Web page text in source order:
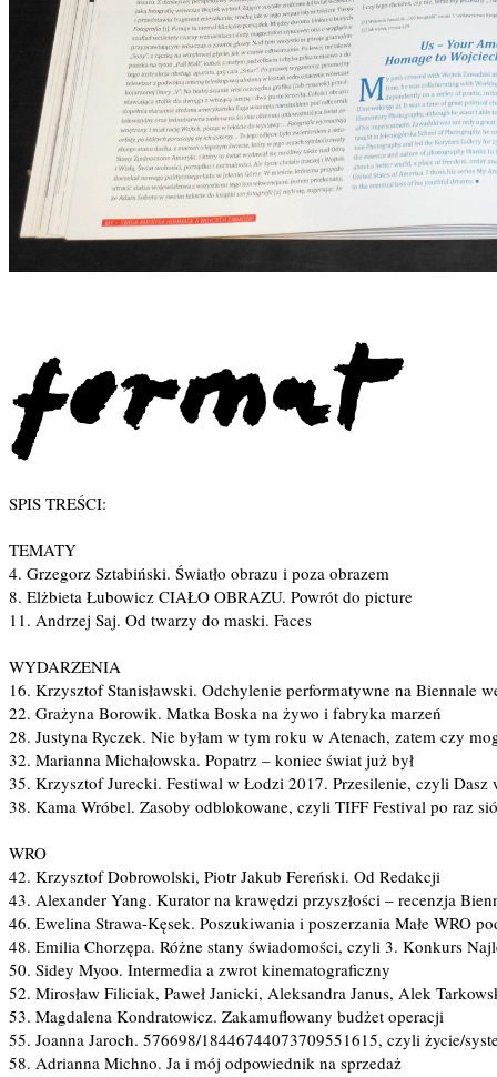
SPIS TREŚCI:
TEMATY
4. Grzegorz Sztabiński. Światło obrazu i poza obrazem
8. Elżbieta Łubowicz CIAŁO OBRAZU. Powrót do picture
11. Andrzej Saj. Od twarzy do maski. Faces
WYDARZENIA
16. Krzysztof Stanisławski. Odchylenie performatywne na Biennale
22. Grażyna Borowik. Matka Boska na żywo i fabryka marzeń
28. Justyna Ryczek. Nie byłam w tym roku w Atenach, zatem czy
32. Marianna Michałowska. Popatrz – koniec świat już był
35. Krzysztof Jurecki. Festiwal w Łodzi 2017. Przesilenie, czyli Dasz
38. Kama Wróbel. Zasoby odblokowane, czyli TIFF Festival po raz
WRO
42. Krzysztof Dobrowolski, Piotr Jakub Fereński. Od Redakcji
43. Alexander Yang. Kurator na krawędzi przyszłości – recenzja
46. Ewelina Strawa-Kęsek. Poszukiwania i poszerzania Małe WRO
48. Emilia Chorzępa. Różne stany świadomości, czyli 3. Konkurs
50. Sidey Myoo. Intermedia a zwrot kinematograficzny
52. Mirosław Filiciak, Paweł Janicki, Aleksandra Janus, Alek
53. Magdalena Kondratowicz. Zakamuflowany budżet operacji
55. Joanna Jaroch. 576698/18446744073709551615, czyli życie/
58. Adrianna Michno. Ja i mój odpowiednik na sprzedaż